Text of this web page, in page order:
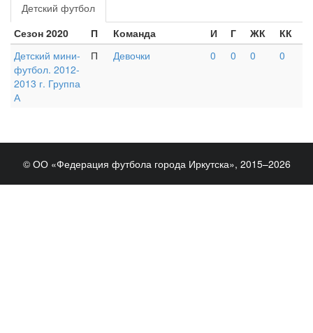
Детский футбол
Сезон 2020
П Команда И Г ЖК
КК
Детский мини-
футбол. 2012-
2013 г. Группа
А
П Девочки 0 0 0 0
© ОО «Федерация футбола города Иркутска», 2015–2026